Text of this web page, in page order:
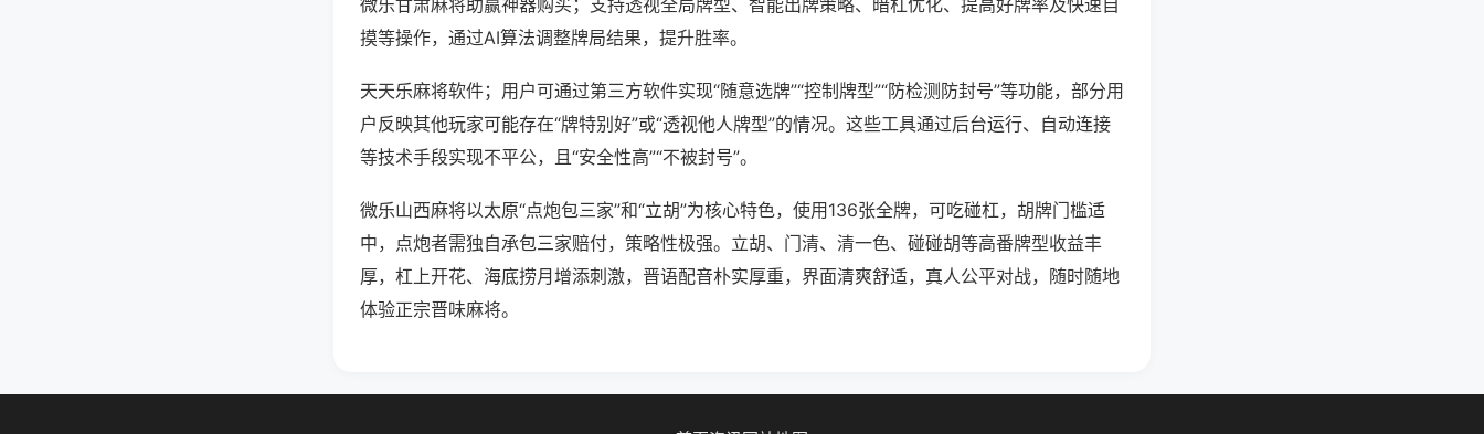
摸等操作，通过AI算法调整牌局结果，提升胜率。
天天乐麻将软件；用户可通过第三方软件实现“随意选牌”“控制牌型”“防检测防封号”等功能，部分用
户反映其他玩家可能存在“牌特别好”或“透视他人牌型”的情况。这些工具通过后台运行、自动连接
等技术手段实现不平公，且“安全性高”“不被封号”。
微乐山西麻将以太原“点炮包三家”和“立胡”为核心特色，使用136张全牌，可吃碰杠，胡牌门槛适
中，点炮者需独自承包三家赔付，策略性极强。立胡、门清、清一色、碰碰胡等高番牌型收益丰
厚，杠上开花、海底捞月增添刺激，晋语配音朴实厚重，界面清爽舒适，真人公平对战，随时随地
体验正宗晋味麻将。